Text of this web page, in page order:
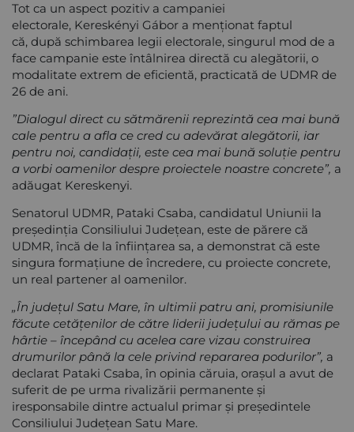
Tot ca un aspect pozitiv a campaniei
electorale, Kereskényi Gábor a menționat faptul
că, după schimbarea legii electorale, singurul mod de a
face campanie este întâlnirea directă cu alegătorii, o
modalitate extrem de eficientă, practicată de UDMR de
26 de ani.
”Dialogul direct cu sătmărenii reprezintă cea mai bună
cale pentru a afla ce cred cu adevărat alegătorii, iar
pentru noi, candidații, este cea mai bună soluție pentru
a vorbi oamenilor despre proiectele noastre concrete”, a
adăugat Kereskenyi.
Senatorul UDMR, Pataki Csaba, candidatul Uniunii la
președinția Consiliului Județean, este de părere că
UDMR, încă de la înființarea sa, a demonstrat că este
singura formațiune de încredere, cu proiecte concrete,
un real partener al oamenilor.
„În județul Satu Mare, în ultimii patru ani, promisiunile
făcute cetățenilor de către liderii județului au rămas pe
hârtie – începând cu acelea care vizau construirea
drumurilor până la cele privind repararea podurilor”, a
declarat Pataki Csaba, în opinia căruia, orașul a avut de
suferit de pe urma rivalizării permanente și
iresponsabile dintre actualul primar și președintele
Consiliului Județean Satu Mare.